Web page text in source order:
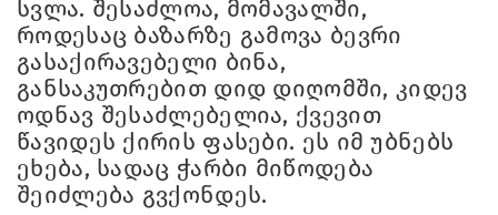
სვლა. შესაძლოა, მომავალში,
როდესაც ბაზარზე გამოვა ბევრი
გასაქირავებელი ბინა,
განსაკუთრებით დიდ დიღომში, კიდევ
ოდნავ შესაძლებელია, ქვევით
წავიდეს ქირის ფასები. ეს იმ უბნებს
ეხება, სადაც ჭარბი მიწოდება
შეიძლება გვქონდეს.